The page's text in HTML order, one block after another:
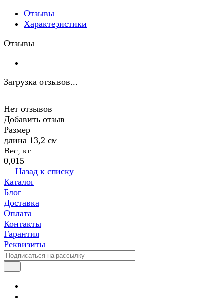
Отзывы
Характеристики
Отзывы
Загрузка отзывов...
Нет отзывов
Добавить отзыв
Размер
длина 13,2 см
Вес, кг
0,015
Назад к списку
Каталог
Блог
Доставка
Оплата
Контакты
Гарантия
Реквизиты